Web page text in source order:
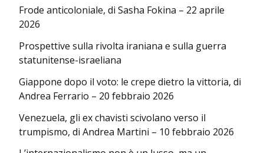
Frode anticoloniale, di Sasha Fokina – 22 aprile
2026
Prospettive sulla rivolta iraniana e sulla guerra
statunitense-israeliana
Giappone dopo il voto: le crepe dietro la vittoria, di
Andrea Ferrario – 20 febbraio 2026
Venezuela, gli ex chavisti scivolano verso il
trumpismo, di Andrea Martini – 10 febbraio 2026